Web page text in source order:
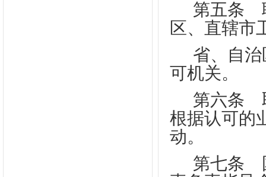
第五条
区、直辖市
省、自
可机关。
第六条
根据认可的
动。
第七条